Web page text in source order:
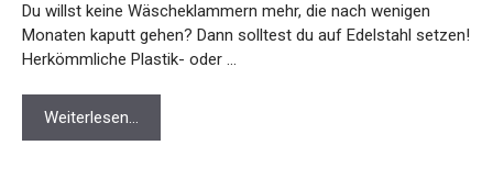
Du willst keine Wäscheklammern mehr, die nach wenigen
Monaten kaputt gehen? Dann solltest du auf Edelstahl setzen!
Herkömmliche Plastik- oder …
Weiterlesen…